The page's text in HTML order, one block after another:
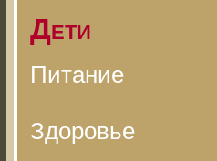
Дети
Питание
Здоровье